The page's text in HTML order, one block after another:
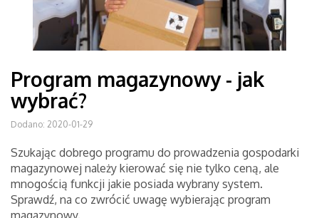
Program magazynowy - jak
wybrać?
Dodano: 2020-01-29
Szukając dobrego programu do prowadzenia gospodarki
magazynowej należy kierować się nie tylko ceną, ale
mnogością funkcji jakie posiada wybrany system.
Sprawdź, na co zwrócić uwagę wybierając program
magazynowy.